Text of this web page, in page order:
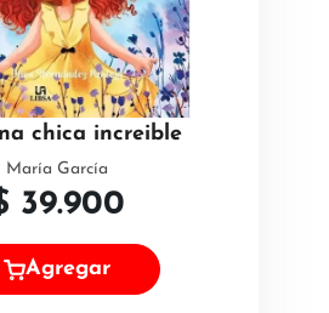
chica increible
María García
39.900
Agregar